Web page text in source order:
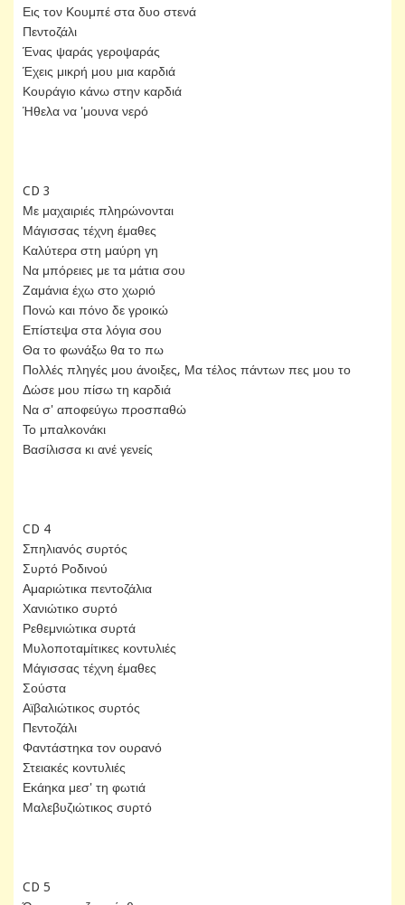
Εις τον Κουμπέ στα δυο στενά
Πεντοζάλι
Ένας ψαράς γεροψαράς
Έχεις μικρή μου μια καρδιά
Κουράγιο κάνω στην καρδιά
Ήθελα να 'μουνα νερό
CD 3
Με μαχαιριές πληρώνονται
Μάγισσας τέχνη έμαθες
Καλύτερα στη μαύρη γη
Να μπόρειες με τα μάτια σου
Ζαμάνια έχω στο χωριό
Πονώ και πόνο δε γροικώ
Επίστεψα στα λόγια σου
Θα το φωνάξω θα το πω
Πολλές πληγές μου άνοιξες, Μα τέλος πάντων πες μου το
Δώσε μου πίσω τη καρδιά
Να σ' αποφεύγω προσπαθώ
Το μπαλκονάκι
Βασίλισσα κι ανέ γενείς
CD 4
Σπηλιανός συρτός
Συρτό Ροδινού
Αμαριώτικα πεντοζάλια
Χανιώτικο συρτό
Ρεθεμνιώτικα συρτά
Μυλοποταμίτικες κοντυλιές
Μάγισσας τέχνη έμαθες
Σούστα
Αϊβαλιώτικος συρτός
Πεντοζάλι
Φαντάστηκα τον ουρανό
Στειακές κοντυλιές
Εκάηκα μεσ' τη φωτιά
Μαλεβυζιώτικος συρτό
CD 5